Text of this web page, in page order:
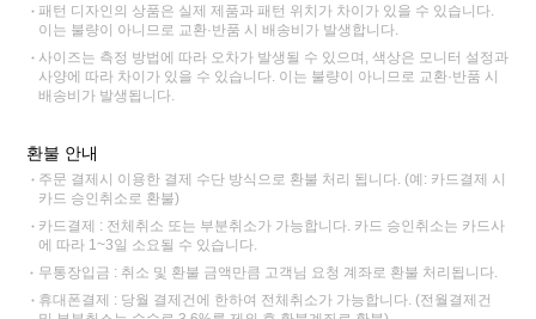
패턴 디자인의 상품은 실제 제품과 패턴 위치가 차이가 있을 수 있습니다.
이는 불량이 아니므로 교환·반품 시 배송비가 발생합니다.
사이즈는 측정 방법에 따라 오차가 발생될 수 있으며, 색상은 모니터 설정과
사양에 따라 차이가 있을 수 있습니다. 이는 불량이 아니므로 교환·반품 시
배송비가 발생됩니다.
환불 안내
주문 결제시 이용한 결제 수단 방식으로 환불 처리 됩니다. (예: 카드결제 시
카드 승인취소로 환불)
카드결제 : 전체취소 또는 부분취소가 가능합니다. 카드 승인취소는 카드사
에 따라 1~3일 소요될 수 있습니다.
무통장입금 : 취소 및 환불 금액만큼 고객님 요청 계좌로 환불 처리됩니다.
휴대폰결제 : 당월 결제건에 한하여 전체취소가 가능합니다. (전월결제건